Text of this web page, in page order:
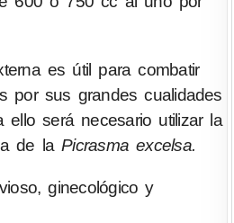
es útil para combatir
por sus grandes cualidades
ello será necesario utilizar la
de laPicrasma excelsa.
ginecológico y